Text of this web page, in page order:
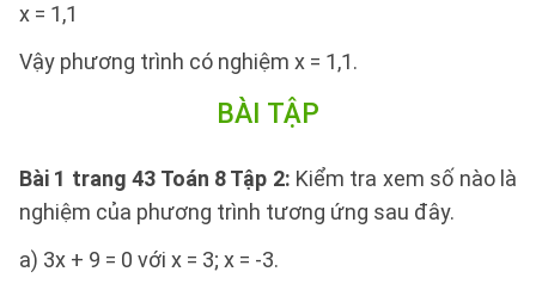
x = 1,1
Vậy phương trình có nghiệm x = 1,1.
BÀI TẬP
Bài 1 trang 43 Toán 8 Tập 2: Kiểm tra xem số nào là
nghiệm của phương trình tương ứng sau đây.
a) 3x + 9 = 0 với x = 3; x = -3.